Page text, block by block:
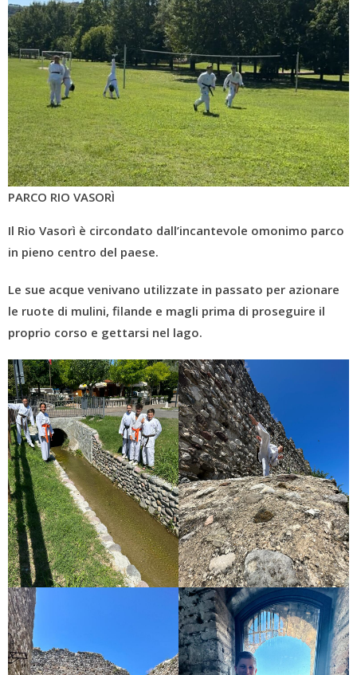
PARCO RIO VASORÌ
Il Rio Vasorì è circondato dall’incantevole omonimo parco
in pieno centro del paese.
Le sue acque venivano utilizzate in passato per azionare
le ruote di mulini, filande e magli prima di proseguire il
proprio corso e gettarsi nel lago.